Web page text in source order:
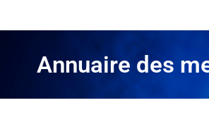
Annuaire des